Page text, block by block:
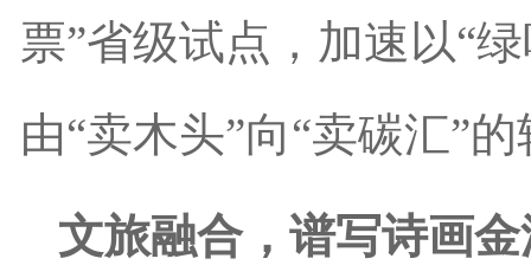
票”省级试点，加速以“
由“卖木头”向“卖碳汇”
文旅融合，谱写诗画